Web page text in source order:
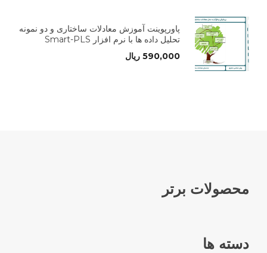
پاورپوینت آموزش معادلات ساختاری و دو نمونه
تحلیل داده ها با نرم افزار Smart-PLS
590,000 ریال
محصولات برتر
دسته ها